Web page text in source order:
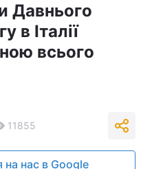
Давнього
в Італії
всього
11855
на нас в Google